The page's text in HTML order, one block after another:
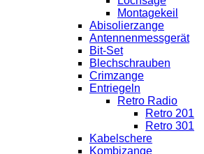
Montagekeil
Abisolierzange
Antennenmessgerät
Bit-Set
Blechschrauben
Crimzange
Entriegeln
Retro Radio
Retro 201
Retro 301
Kabelschere
Kombizange